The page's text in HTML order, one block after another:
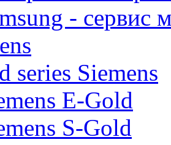
- cервис
series Siemens
E-Gold
S-Gold